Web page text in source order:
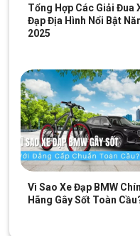
Bộ líp/Cassette
Bộ thắng/Brakes
Sên xe/Chain
Giò dĩa/Crankset
B.B/Bottom
Bracket
HỆ THỐNG BÁNH XE
Tổng Hợp Các Giải Đua
Đạp Địa Hình Nổi Bật
2025
Vì Sao Xe Đạp BMW
Hãng Gây Sốt Toàn